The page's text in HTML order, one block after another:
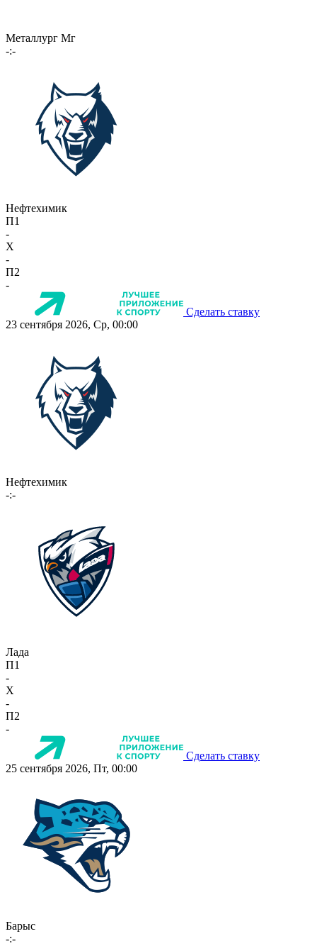
Металлург Мг
-:-
Нефтехимик
П1
-
X
-
П2
-
Сделать ставку
23 сентября 2026, Ср, 00:00
Нефтехимик
-:-
Лада
П1
-
X
-
П2
-
Сделать ставку
25 сентября 2026, Пт, 00:00
Барыс
-:-